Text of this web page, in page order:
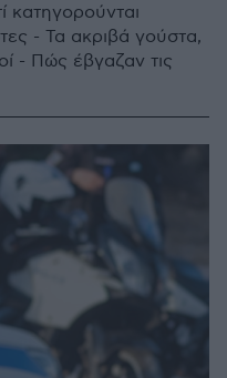
κατηγορούνται
- Τα ακριβά γούστα,
- Πώς έβγαζαν τις